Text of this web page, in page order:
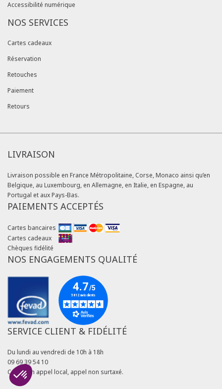
Accessibilité numérique
NOS SERVICES
Cartes cadeaux
Réservation
Retouches
Paiement
Retours
LIVRAISON
Livraison possible en France Métropolitaine, Corse, Monaco ainsi qu’en
Belgique, au Luxembourg, en Allemagne, en Italie, en Espagne, au
Portugal et aux Pays-Bas.
PAIEMENTS ACCEPTÉS
Cartes bancaires
Cartes cadeaux
Chèques fidélité
NOS ENGAGEMENTS QUALITÉ
SERVICE CLIENT & FIDÉLITÉ
Du lundi au vendredi de 10h à 18h
09 69 39 54 10
Coût d'un appel local, appel non surtaxé.